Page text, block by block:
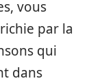
vous
par la
qui
dans